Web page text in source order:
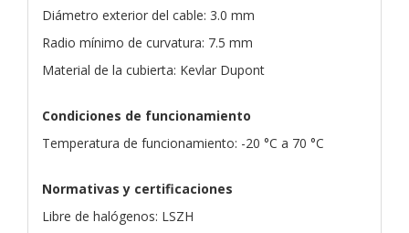
Diámetro exterior del cable: 3.0 mm
Radio mínimo de curvatura: 7.5 mm
Material de la cubierta: Kevlar Dupont
Condiciones de funcionamiento
Temperatura de funcionamiento: -20 °C a 70 °C
Normativas y certificaciones
Libre de halógenos: LSZH